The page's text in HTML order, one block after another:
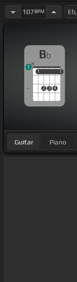
horribles que te
hay un
justo[Bb]no es
yo no quiero
[Eb]toda tu
una herida
107BPM
Bb
1
2 3 4
1
1 1
1
Guitar Piano